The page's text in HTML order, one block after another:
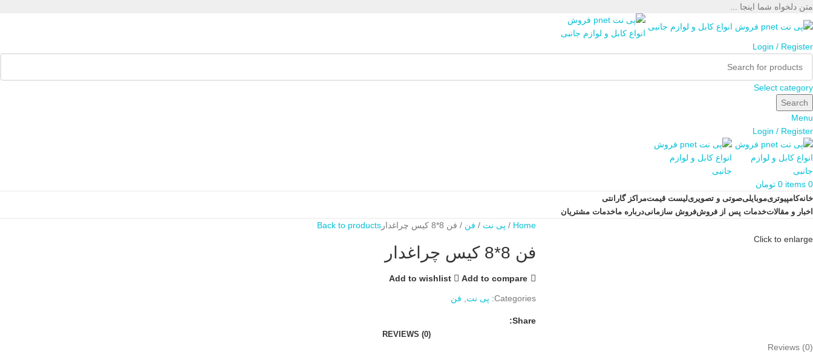
متن دلخواه شما اینجا ...
Login / Register
Select category
Search
Menu
Login / Register
0
items
0 تومان
خانهکامپیوتریموبایلیصوتی و تصویریلیست قیمتمراکز گارانتی
اخبار و مقالاتخدمات پس از فروشفروش سازمانیدرباره ماخدمات مشتریان
Click to enlarge
Home پی نت فن فن 8*8 کیس چراغدار Back to products
فن 8*8 کیس چراغدار
Add to compare
Add to wishlist
Categories: پی نت فن
Share:
REVIEWS (0)
Reviews (0)